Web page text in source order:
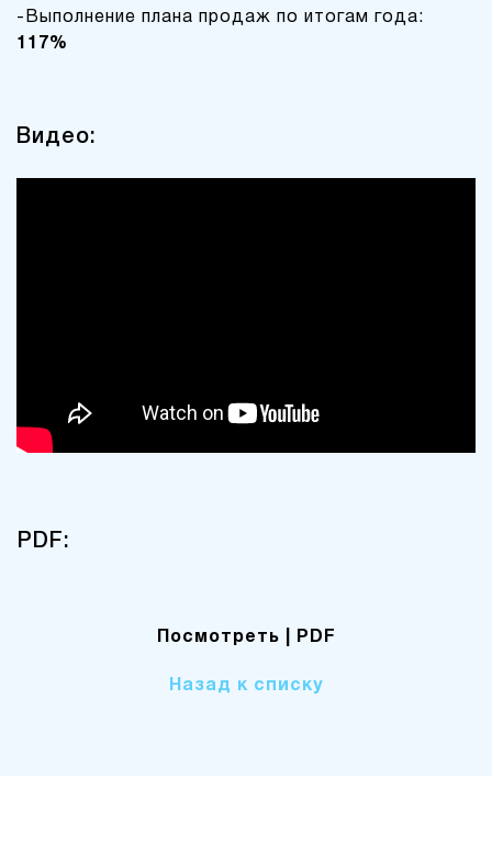
-Выполнение плана продаж по итогам года:
117%
Видео:
PDF:
Посмотреть | PDF
Назад к списку